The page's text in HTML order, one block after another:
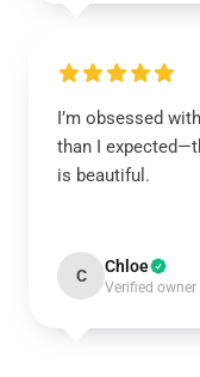
I’m obsessed
than I
is beautiful.
C Chloe
Verified owner